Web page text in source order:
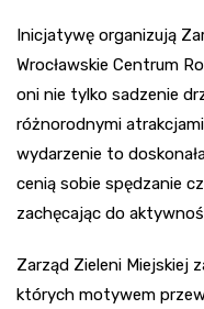
Inicjatywę organizują
Wrocławskie Centrum
oni nie tylko sadzenie
różnorodnymi
wydarzenie to
cenią sobie spędzanie
zachęcając do
Zarząd Zieleni Miejskiej
których motywem